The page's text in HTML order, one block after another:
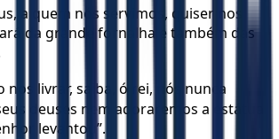
a quem nós servimos, quiser nos
da grande fornalha e também das
nos livrar, saiba, ó rei, nós nunca
deuses nem adoraremos a estátua
levantou”.